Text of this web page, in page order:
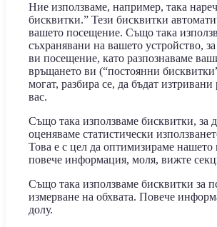
Ние използваме, например, така
бисквитки.” Тези бисквитки
вашето посещение. Също така
съхранявани на вашето устройство,
ви посещение, като разпознаваме
връщането ви (“постоянни
могат, разбира се, да бъдат
вас.
Също така използваме бисквитки, за
оценяваме статистически
Това е с цел да оптимизираме нашето
повече информация, моля, вижте
Също така използваме бисквитки за
измерване на обхвата. Повече
долу.